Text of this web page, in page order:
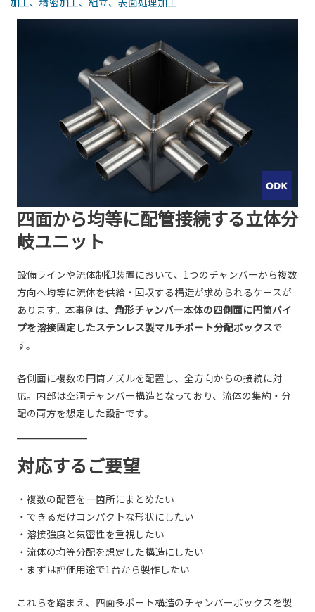
ート分配ボックス 製作事例｜全周TIG溶接構
造・小ロット対応
四面から均等に配管接続する立体分
岐ユニット
設備ラインや流体制御装置において、1つのチャンバーから複数
方向へ均等に流体を供給・回収する構造が求められるケースが
あります。本事例は、 角形チャンバー本体の四側面に円筒パイ
プを溶接固定したステンレス製マルチポート分配ボックスで
す。
各側面に複数の円筒ノズルを配置し、全方向からの接続に対
応。内部は空洞チャンバー構造となっており、流体の集約・分
配の両方を想定した設計です。
対応するご要望
・複数の配管を一箇所にまとめたい
・できるだけコンパクトな形状にしたい
・溶接強度と気密性を重視したい
・流体の均等分配を想定した構造にしたい
・まずは評価用途で1台から製作したい
これらを踏まえ、四面多ポート構造のチャンバーボックスを製